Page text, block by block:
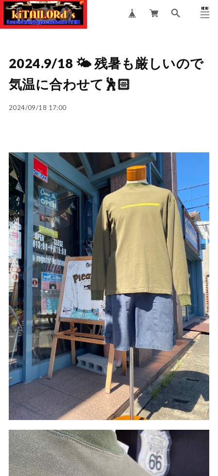
MENU
CLOSE
2024.9/18 🌤️ 残暑も厳しいので
気温に合わせて🕺🏻
2024/09/18 17:00